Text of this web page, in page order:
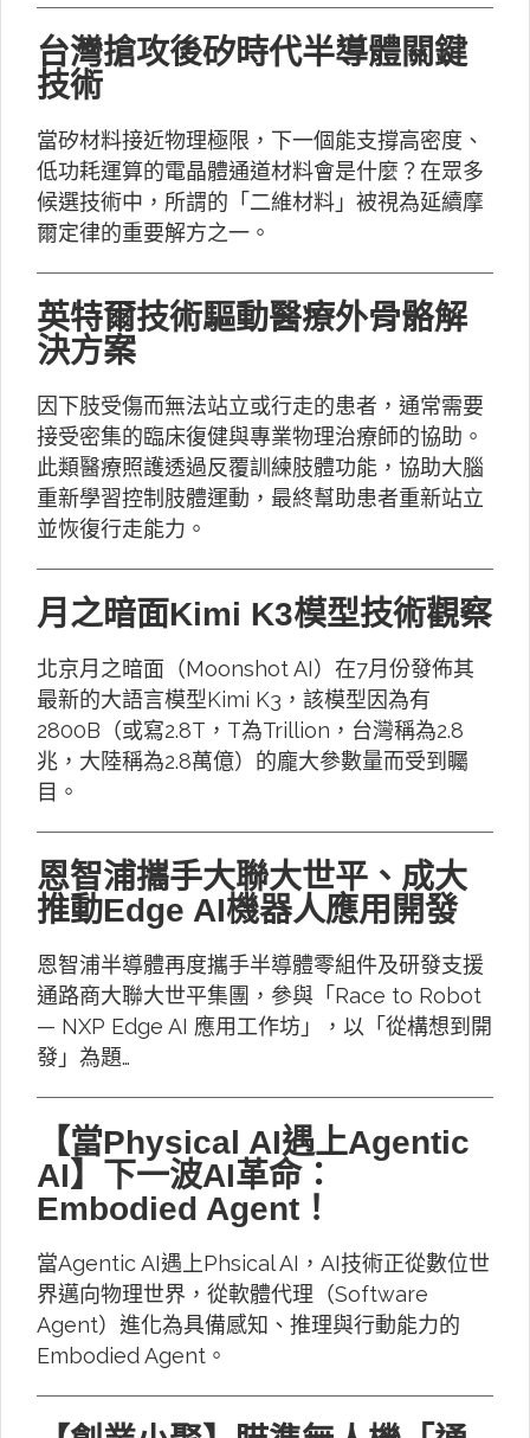
台灣搶攻後矽時代半導體關鍵
技術
當矽材料接近物理極限，下一個能支撐高密度、
低功耗運算的電晶體通道材料會是什麼？在眾多
候選技術中，所謂的「二維材料」被視為延續摩
爾定律的重要解方之一。
英特爾技術驅動醫療外骨骼解
決方案
因下肢受傷而無法站立或行走的患者，通常需要
接受密集的臨床復健與專業物理治療師的協助。
此類醫療照護透過反覆訓練肢體功能，協助大腦
重新學習控制肢體運動，最終幫助患者重新站立
並恢復行走能力。
月之暗面Kimi K3模型技術觀察
北京月之暗面（Moonshot AI）在7月份發佈其
最新的大語言模型Kimi K3，該模型因為有
2800B（或寫2.8T，T為Trillion，台灣稱為2.8
兆，大陸稱為2.8萬億）的龐大參數量而受到矚
目。
恩智浦攜手大聯大世平、成大
推動Edge AI機器人應用開發
恩智浦半導體再度攜手半導體零組件及研發支援
通路商大聯大世平集團，參與「Race to Robot
— NXP Edge AI 應用工作坊」，以「從構想到開
發」為題…
【當Physical AI遇上Agentic
AI】下一波AI革命：
Embodied Agent！
當Agentic AI遇上Phsical AI，AI技術正從數位世
界邁向物理世界，從軟體代理（Software
Agent）進化為具備感知、推理與行動能力的
Embodied Agent。